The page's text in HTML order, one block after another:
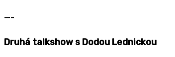
—-
Druhá talkshow s Dodou Lednickou